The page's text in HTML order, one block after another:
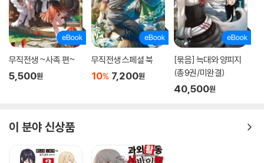
무직전생 ~사족 편~
5,500원
무직전생 스페셜 북
10% 7,200원
[묶음] 늑대와 양피지
(총9권/미완결)
40,500원
이 분야 신상품